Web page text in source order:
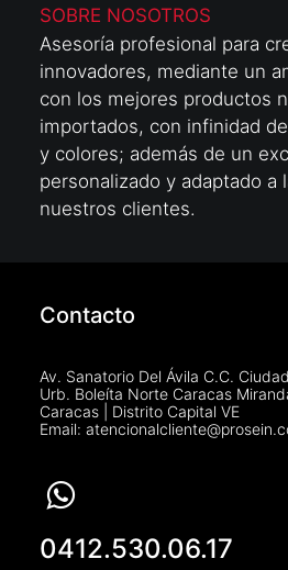
SOBRE NOSOTROS
Asesoría profesional para
innovadores, mediante un
con los mejores productos
importados, con infinidad
y colores; además de un
personalizado y adaptado a
nuestros clientes.
Contacto
Av. Sanatorio Del Ávila C.C.
Urb. Boleíta Norte Caracas
Caracas | Distrito Capital VE
Email:
0412.530.06.17